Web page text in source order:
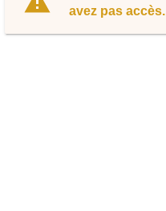
avez pas accès.